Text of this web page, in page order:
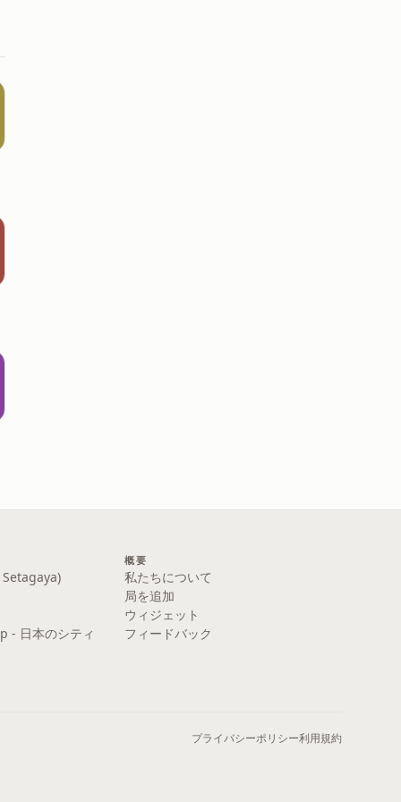
- 日本のシティ
概要
私たちについて
局を追加
ウィジェット
フィードバック
プライバシーポリシー利用規約